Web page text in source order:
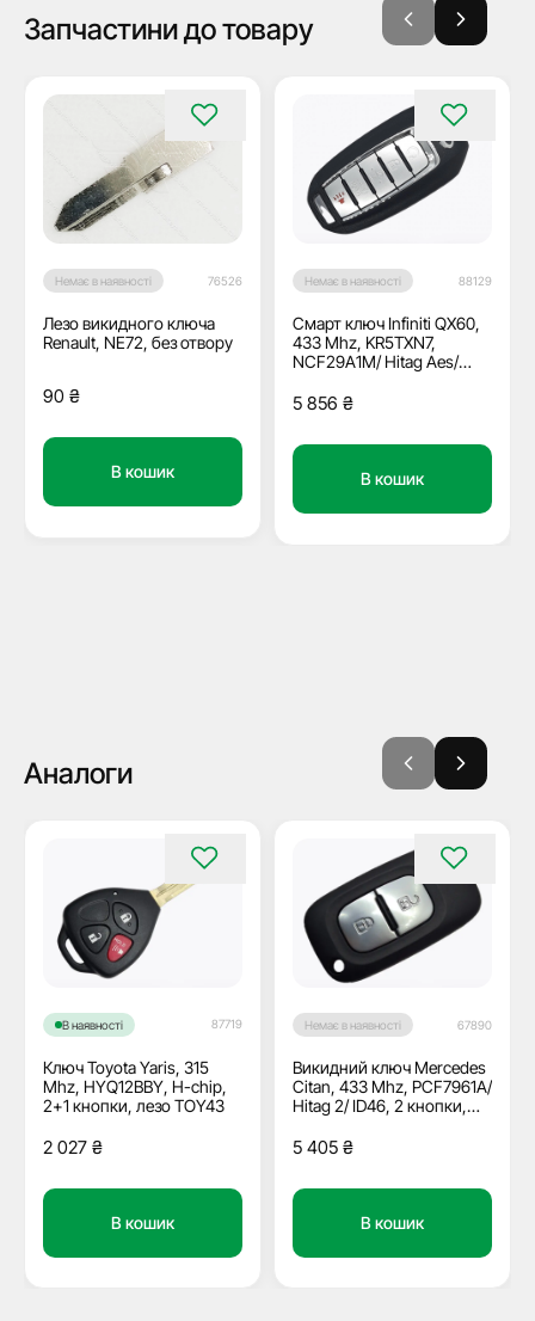
Запчастини до товару
Немає в наявності 76526
Лезо викидного ключа
Renault, NE72, без отвору
90 ₴
В кошик
Немає в наявності 88129
Смарт ключ Infiniti QX60,
433 Mhz, KR5TXN7,
NCF29A1M/ Hitag Aes/
5 856 ₴
В кошик
Аналоги
В наявності 87719
Ключ Toyota Yaris, 315
Mhz, HYQ12BBY, H-chip,
2+1 кнопки, лезо TOY43
2 027 ₴
В кошик
Немає в наявності 67890
Викидний ключ Mercedes
Citan, 433 Mhz, PCF7961A/
Hitag 2/ ID46, 2 кнопки,
5 405 ₴
В кошик